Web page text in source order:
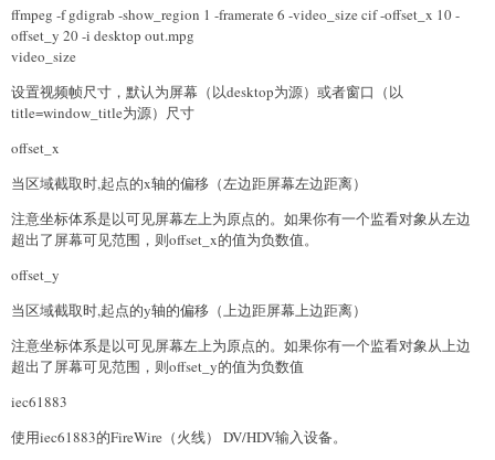
ffmpeg -f gdigrab -show_region 1 -framerate 6 -video_size cif -offset_x 10 -
offset_y 20 -i desktop out.mpg
video_size
设置视频帧尺寸，默认为屏幕（以desktop为源）或者窗口（以
title=window_title为源）尺寸
offset_x
当区域截取时,起点的x轴的偏移（左边距屏幕左边距离）
注意坐标体系是以可见屏幕左上为原点的。如果你有一个监看对象从左边
超出了屏幕可见范围，则offset_x的值为负数值。
offset_y
当区域截取时,起点的y轴的偏移（上边距屏幕上边距离）
注意坐标体系是以可见屏幕左上为原点的。如果你有一个监看对象从上边
超出了屏幕可见范围，则offset_y的值为负数值
iec61883
使用iec61883的FireWire（火线） DV/HDV输入设备。